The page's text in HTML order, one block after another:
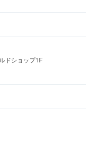
ドショップ1F